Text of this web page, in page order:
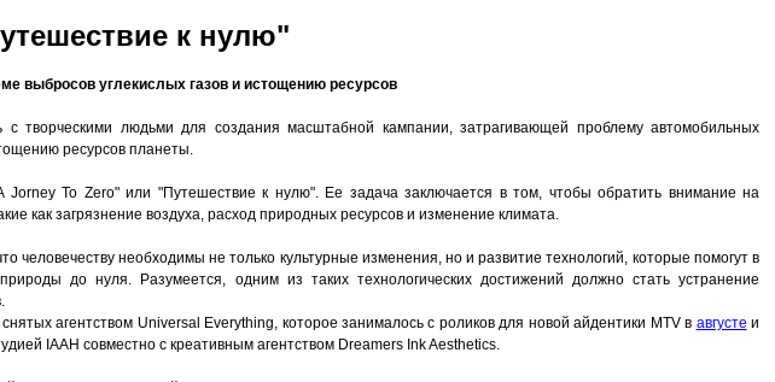
к нулю"
выбросов углекислых газов и истощению ресурсов
с творческими людьми для создания масштабной кампании, затрагивающей проблему автомобильных
ресурсов планеты.
Jorney To Zero" или "Путешествие к нулю". Ее задача заключается в том, чтобы обратить внимание на
как загрязнение воздуха, расход природных ресурсов и изменение климата.
человечеству необходимы не только культурные изменения, но и развитие технологий, которые помогут в
до нуля. Разумеется, одним из таких технологических достижений должно стать устранение
агентством Universal Everything, которое занималось с роликов для новой айдентики MTV в августе и
IAAH совместно с креативным агентством Dreamers Ink Aesthetics.